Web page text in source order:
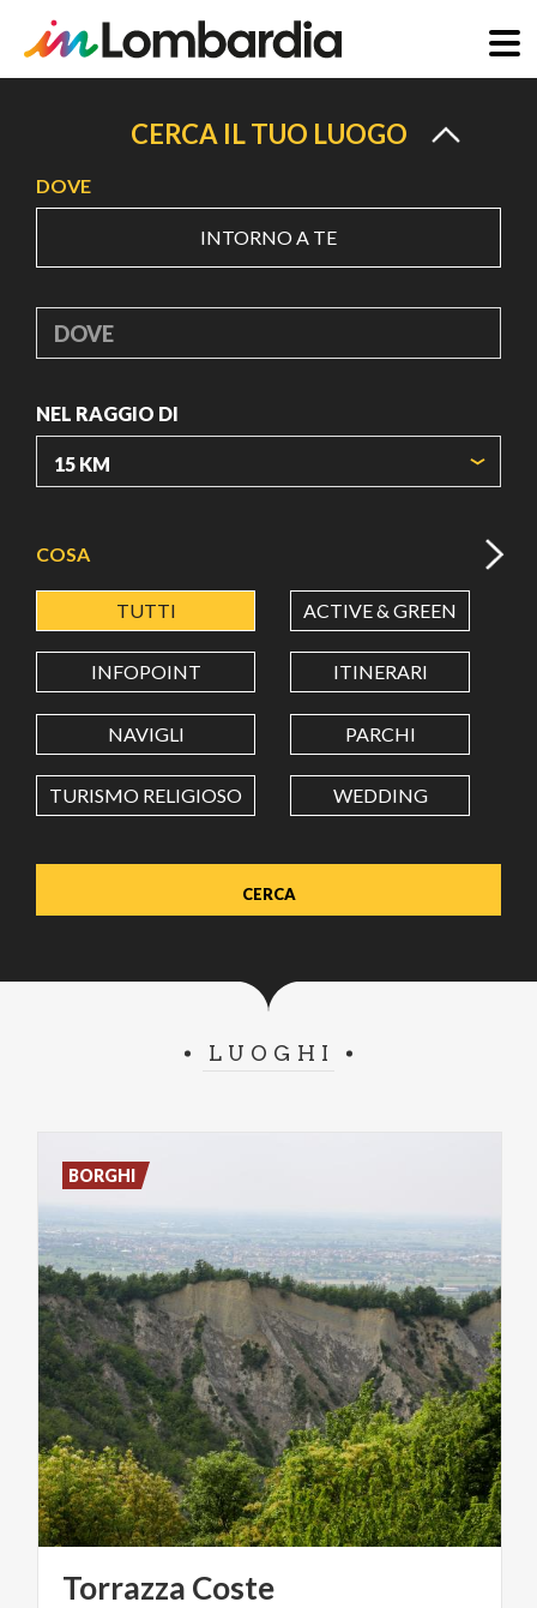
principale
CERCA IL TUO LUOGO
DOVE
INTORNO A TE
DOVE
NEL RAGGIO DI
LATITUDINE
LONGITUDINE
Value in decimal degrees. Use dot (.) as decimal separator.
COSA
TUTTI ACTIVE & GREEN
INFOPOINT ITINERARI
NAVIGLI PARCHI
TURISMO RELIGIOSO WEDDING
LUOGHI
Torrazza Coste
BORGHI